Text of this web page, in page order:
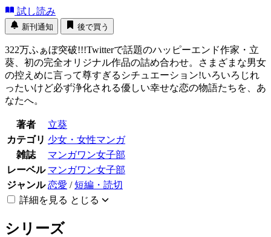
試し読み
新刊通知 後で買う
322万ふぁぼ突破!!!Twitterで話題のハッピーエンド作家・立
葵、初の完全オリジナル作品の詰め合わせ。さまざまな男女
の控えめに言って尊すぎるシチュエーション!いろいろじれ
ったいけど必ず浄化される優しい幸せな恋の物語たちを、あ
なたへ。
著者
立葵
カテゴリ 少女・女性マンガ
雑誌
マンガワン女子部
レーベル マンガワン女子部
ジャンル 恋愛 /短編・読切
詳細を見る とじる
シリーズ